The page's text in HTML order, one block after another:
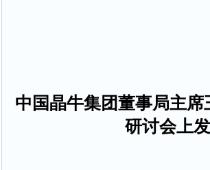
中国晶牛集团董事局主
研讨会上